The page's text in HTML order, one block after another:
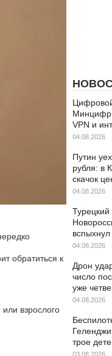
обратиться к
взрослого
VPN и
04.08.2026
Путин
рубля: в
скачок
04.08.2026
Турецкий
04.08.2026
Дрон
число
уже
04.08.2026
трое
03.08.2026